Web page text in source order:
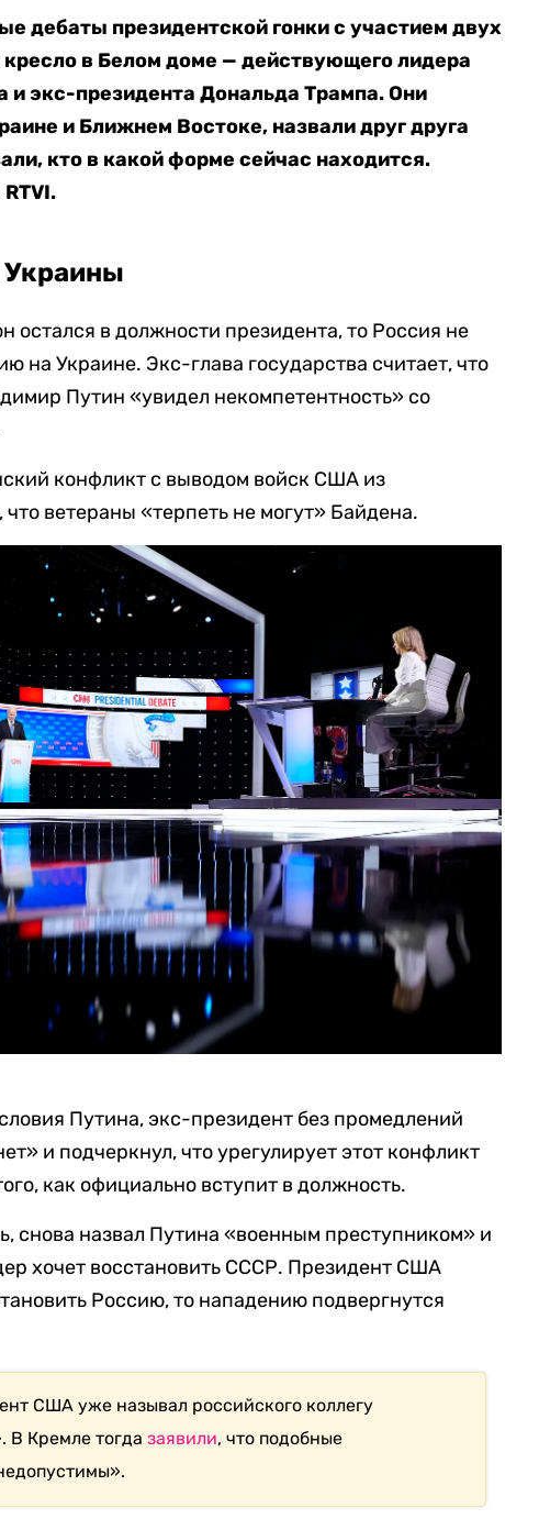
дебаты президентской гонки с участием двух
кресло в Белом доме — действующего лидера
и экс-президента Дональда Трампа. Они
и Ближнем Востоке, назвали друг друга
кто в какой форме сейчас находится.
Украины
остался в должности президента, то Россия не
на Украине. Экс-глава государства считает, что
Путин «увидел некомпетентность» со
конфликт с выводом войск США из
ветераны «терпеть не могут» Байдена.
Путина, экс-президент без промедлений
и подчеркнул, что урегулирует этот конфликт
как официально вступит в должность.
снова назвал Путина «военным преступником» и
хочет восстановить СССР. Президент США
Россию, то нападению подвергнутся
США уже называл российского коллегу
В Кремле тогда заявили, что подобные